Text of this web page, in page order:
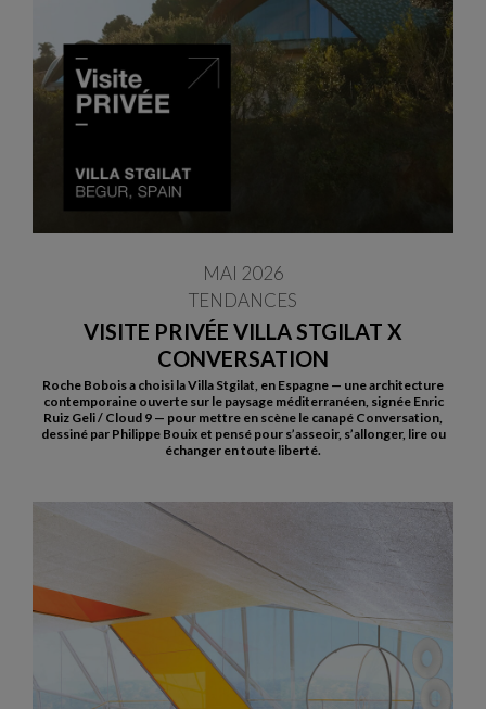
VISITE PRIVÉE VILLA STGILAT X
CONVERSATION
MAI 2026
TENDANCES
Roche Bobois a choisi la Villa Stgilat, en Espagne — une architecture
contemporaine ouverte sur le paysage méditerranéen, signée Enric
Ruiz Geli / Cloud 9 — pour mettre en scène le canapé Conversation,
dessiné par Philippe Bouix et pensé pour s’asseoir, s’allonger, lire ou
échanger en toute liberté.